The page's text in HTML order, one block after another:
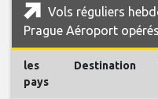
Vols réguliers
Prague Aéroport
les
pays
Destination